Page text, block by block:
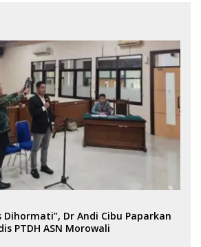
Dihormati”, Dr Andi Cibu Paparkan
PTDH ASN Morowali